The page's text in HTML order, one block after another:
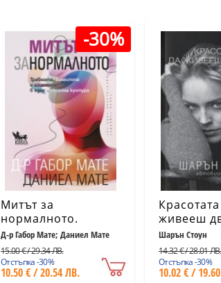
-30%
Митът за
нормалното.
Травмата, болестта
и изцелението в
една токсична
култура
Д-р Габор Мате; Даниел Мате
15.00 € / 29.34 ЛВ.
Отстъпка -30%
10.50 € / 20.54 ЛВ.
живееш
(ново
Шарън Стоун
14.32 € / 28.01 ЛВ.
Отстъпка -30%
10.02 € /